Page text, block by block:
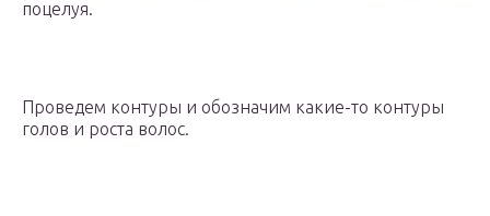
поцелуя.
Проведем контуры и обозначим какие-то контуры
голов и роста волос.